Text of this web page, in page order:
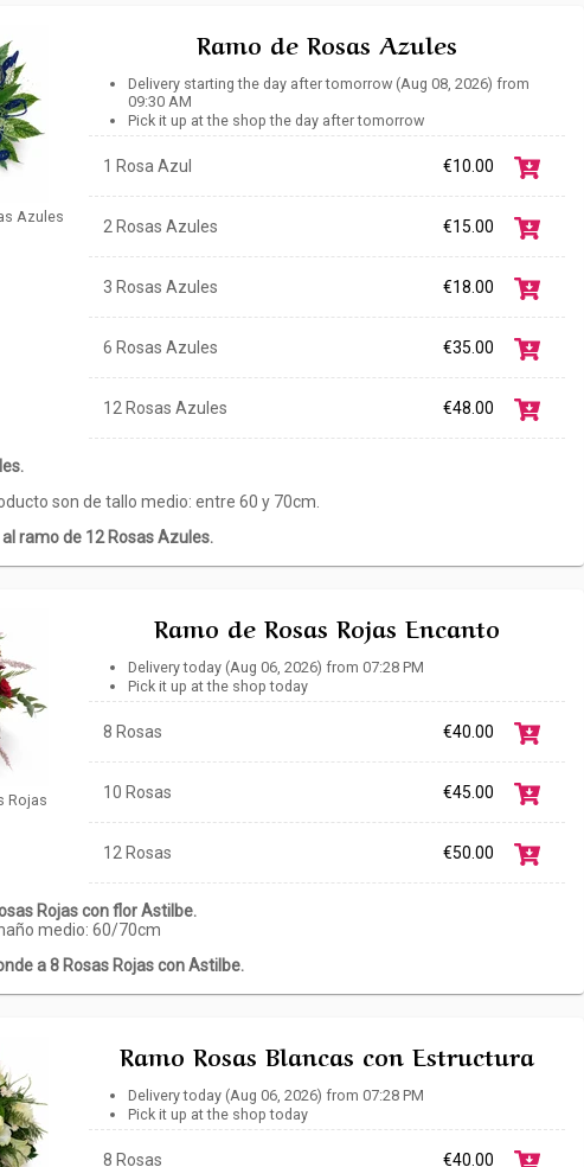
Azules
Ramo de Rosas Azules
Delivery starting the day after tomorrow (Aug 08, 2026) from
09:30 AM
Pick it up at the shop the day after tomorrow
1 Rosa Azul €10.00
2 Rosas Azules €15.00
3 Rosas Azules €18.00
6 Rosas Azules €35.00
12 Rosas Azules €48.00
son de tallo medio: entre 60 y 70cm.
ramo de 12 Rosas Azules.
Rojas
Ramo de Rosas Rojas Encanto
Delivery today (Aug 06, 2026) from 07:28 PM
Pick it up at the shop today
8 Rosas €40.00
10 Rosas €45.00
12 Rosas €50.00
Rojas con flor Astilbe.
medio: 60/70cm
a 8 Rosas Rojas con Astilbe.
Ramo Rosas Blancas con Estructura
Delivery today (Aug 06, 2026) from 07:28 PM
Pick it up at the shop today
8 Rosas €40.00